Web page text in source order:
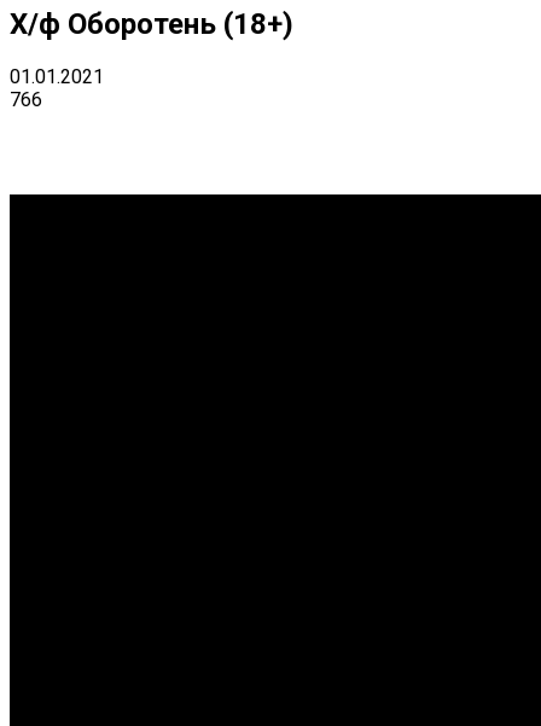
Х/ф Оборотень (18+)
01.01.2021
766